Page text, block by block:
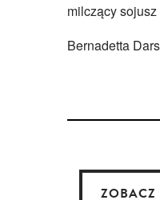
milczący
Bernadetta
ZOBACZ